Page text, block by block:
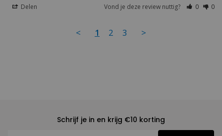
Delen Vond je deze review nuttig? 0 0
< 1 2 3 >
Schrijf je in en krijg €10 korting